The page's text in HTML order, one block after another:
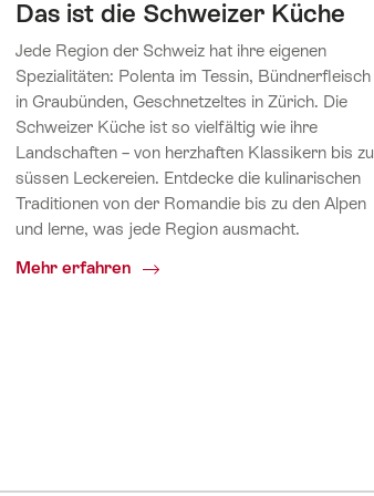
Das ist die Schweizer Küche
Jede Region der Schweiz hat ihre eigenen
Spezialitäten: Polenta im Tessin, Bündnerfleisch
in Graubünden, Geschnetzeltes in Zürich. Die
Schweizer Küche ist so vielfältig wie ihre
Landschaften – von herzhaften Klassikern bis zu
süssen Leckereien. Entdecke die kulinarischen
Traditionen von der Romandie bis zu den Alpen
und lerne, was jede Region ausmacht.
Mehr erfahren
Common.Of